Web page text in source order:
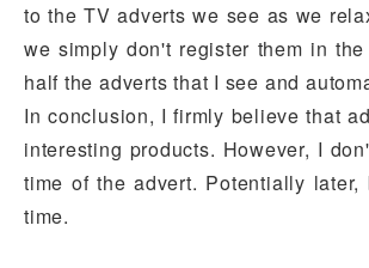
to the TV adverts we see as we
we simply don't register them in
half the adverts that I see and
In conclusion, I firmly believe that
interesting products. However, I
time of the advert. Potentially
time.